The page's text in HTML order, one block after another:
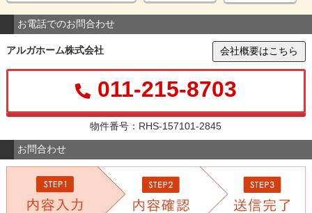
お電話でのお問合わせ
アルガホーム株式会社 会社概要はこちら
011-215-8703
物件番号：RHS-157101-2845
お問合わせ